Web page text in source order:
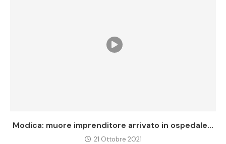
Modica: muore imprenditore arrivato in ospedale...
21 Ottobre 2021